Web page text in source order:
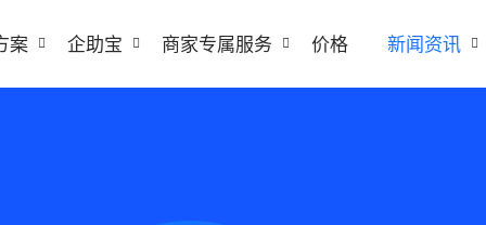
案 企助宝 商家专属服务 价格 新闻资讯